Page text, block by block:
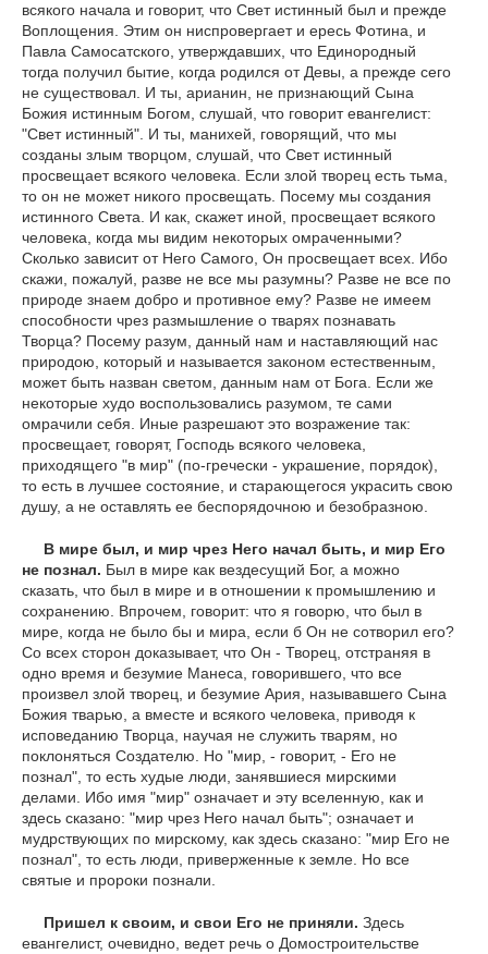
всякого начала и говорит, что Свет истинный был и прежде
Воплощения. Этим он ниспровергает и ересь Фотина, и
Павла Самосатского, утверждавших, что Единородный
тогда получил бытие, когда родился от Девы, а прежде сего
не существовал. И ты, арианин, не признающий Сына
Божия истинным Богом, слушай, что говорит евангелист:
"Свет истинный". И ты, манихей, говорящий, что мы
созданы злым творцом, слушай, что Свет истинный
просвещает всякого человека. Если злой творец есть тьма,
то он не может никого просвещать. Посему мы создания
истинного Света. И как, скажет иной, просвещает всякого
человека, когда мы видим некоторых омраченными?
Сколько зависит от Него Самого, Он просвещает всех. Ибо
скажи, пожалуй, разве не все мы разумны? Разве не все по
природе знаем добро и противное ему? Разве не имеем
способности чрез размышление о тварях познавать
Творца? Посему разум, данный нам и наставляющий нас
природою, который и называется законом естественным,
может быть назван светом, данным нам от Бога. Если же
некоторые худо воспользовались разумом, те сами
омрачили себя. Иные разрешают это возражение так:
просвещает, говорят, Господь всякого человека,
приходящего "в мир" (по-гречески - украшение, порядок),
то есть в лучшее состояние, и старающегося украсить свою
душу, а не оставлять ее беспорядочною и безобразною.
В мире был, и мир чрез Него начал быть, и мир Его
не познал. Был в мире как вездесущий Бог, а можно
сказать, что был в мире и в отношении к промышлению и
сохранению. Впрочем, говорит: что я говорю, что был в
мире, когда не было бы и мира, если б Он не сотворил его?
Со всех сторон доказывает, что Он - Творец, отстраняя в
одно время и безумие Манеса, говорившего, что все
произвел злой творец, и безумие Ария, называвшего Сына
Божия тварью, а вместе и всякого человека, приводя к
исповеданию Творца, научая не служить тварям, но
поклоняться Создателю. Но "мир, - говорит, - Его не
познал", то есть худые люди, занявшиеся мирскими
делами. Ибо имя "мир" означает и эту вселенную, как и
здесь сказано: "мир чрез Него начал быть"; означает и
мудрствующих по мирскому, как здесь сказано: "мир Его не
познал", то есть люди, приверженные к земле. Но все
святые и пророки познали.
Пришел к своим, и свои Его не приняли. Здесь
евангелист, очевидно, ведет речь о Домостроительстве